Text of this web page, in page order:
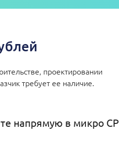
проектировании
требует ее наличие.
напрямую в микро